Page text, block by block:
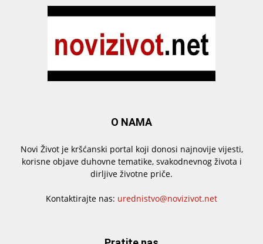
O NAMA
Novi Život je kršćanski portal koji donosi najnovije vijesti,
korisne objave duhovne tematike, svakodnevnog života i
dirljive životne priče.
Kontaktirajte nas: urednistvo@novizivot.net